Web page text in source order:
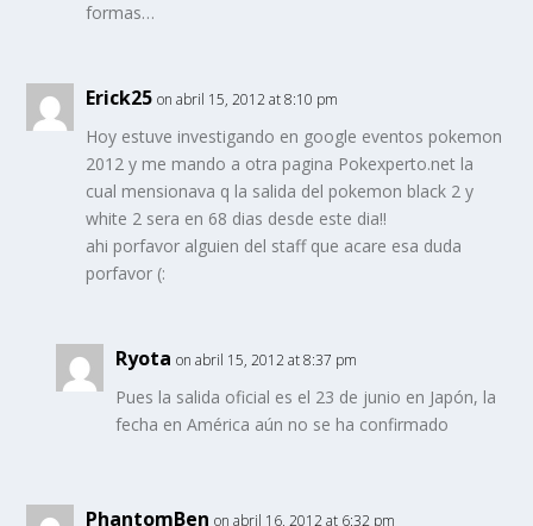
formas…
Erick25 on abril 15, 2012 at 8:10 pm
Hoy estuve investigando en google eventos pokemon
2012 y me mando a otra pagina Pokexperto.net la
cual mensionava q la salida del pokemon black 2 y
white 2 sera en 68 dias desde este dia!!
ahi porfavor alguien del staff que acare esa duda
porfavor (:
Ryota on abril 15, 2012 at 8:37 pm
Pues la salida oficial es el 23 de junio en Japón, la
fecha en América aún no se ha confirmado
PhantomBen on abril 16, 2012 at 6:32 pm